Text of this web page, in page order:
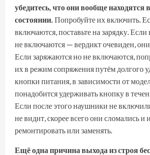
убедитесь, что они вообще находятся
состоянии. Попробуйте их включить.
включаются, поставьте на зарядку. Если
не включаются — вердикт очевиден, они
Если заряжаются но не включаются,
их в режим сопряжения путём долгого
кнопки питания, в зависимости от
понадобится удерживать кнопку в
Если после этого наушники не
не видит, скорее всего они сломались и
ремонтировать или заменять.
Ещё одна причина выхода из строя